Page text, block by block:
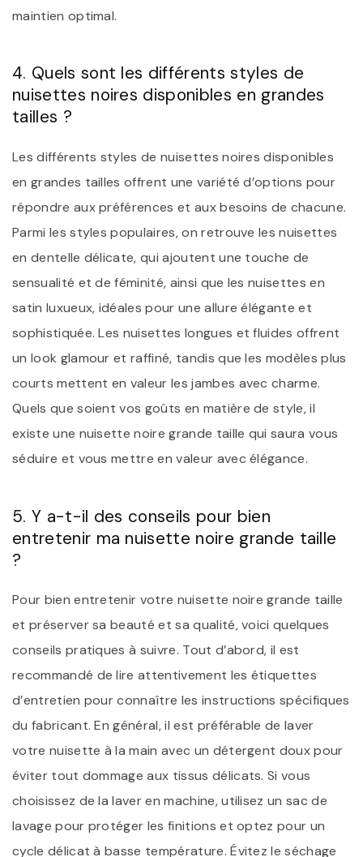
maintien optimal.
4. Quels sont les différents styles de
nuisettes noires disponibles en grandes
tailles ?
Les différents styles de nuisettes noires disponibles
en grandes tailles offrent une variété d’options pour
répondre aux préférences et aux besoins de chacune.
Parmi les styles populaires, on retrouve les nuisettes
en dentelle délicate, qui ajoutent une touche de
sensualité et de féminité, ainsi que les nuisettes en
satin luxueux, idéales pour une allure élégante et
sophistiquée. Les nuisettes longues et fluides offrent
un look glamour et raffiné, tandis que les modèles plus
courts mettent en valeur les jambes avec charme.
Quels que soient vos goûts en matière de style, il
existe une nuisette noire grande taille qui saura vous
séduire et vous mettre en valeur avec élégance.
5. Y a-t-il des conseils pour bien
entretenir ma nuisette noire grande taille
?
Pour bien entretenir votre nuisette noire grande taille
et préserver sa beauté et sa qualité, voici quelques
conseils pratiques à suivre. Tout d’abord, il est
recommandé de lire attentivement les étiquettes
d’entretien pour connaître les instructions spécifiques
du fabricant. En général, il est préférable de laver
votre nuisette à la main avec un détergent doux pour
éviter tout dommage aux tissus délicats. Si vous
choisissez de la laver en machine, utilisez un sac de
lavage pour protéger les finitions et optez pour un
cycle délicat à basse température. Évitez le séchage